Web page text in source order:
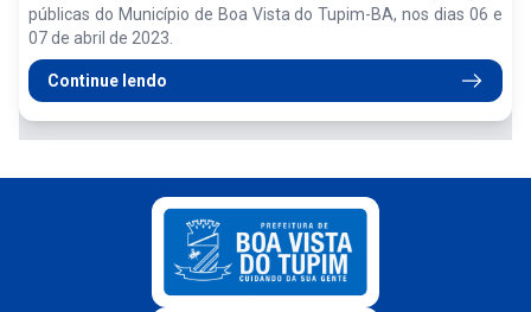
públicas do Município de Boa Vista do Tupim-BA, nos dias 06 e
07 de abril de 2023.
Continue lendo